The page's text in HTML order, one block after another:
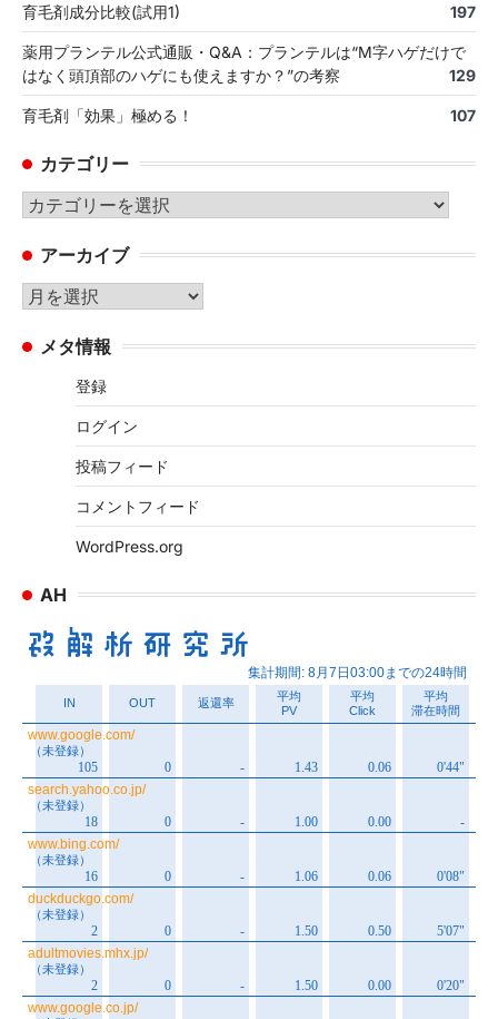
育毛剤成分比較(試用1) 197
薬用プランテル公式通販・Q&A：プランテルは“M字ハゲだけで
はなく頭頂部のハゲにも使えますか？”の考察
129
育毛剤「効果」極める！ 107
カテゴリー
カ
ゴ
リ
ー
アーカイブ
ア
カ メタ情報
登録
ログイン
投稿フィード
コメントフィード
WordPress.org
AH